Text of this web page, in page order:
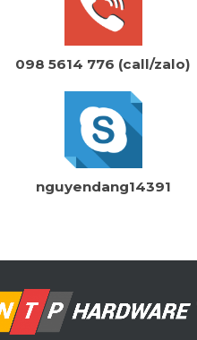
098 5614 776 (call/zalo)
nguyendang14391